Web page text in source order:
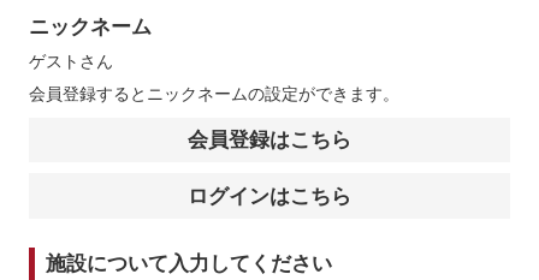
ニックネーム
ゲスト さん
会員登録するとニックネームの設定ができます。
会員登録はこちら
ログインはこちら
施設について入力してください